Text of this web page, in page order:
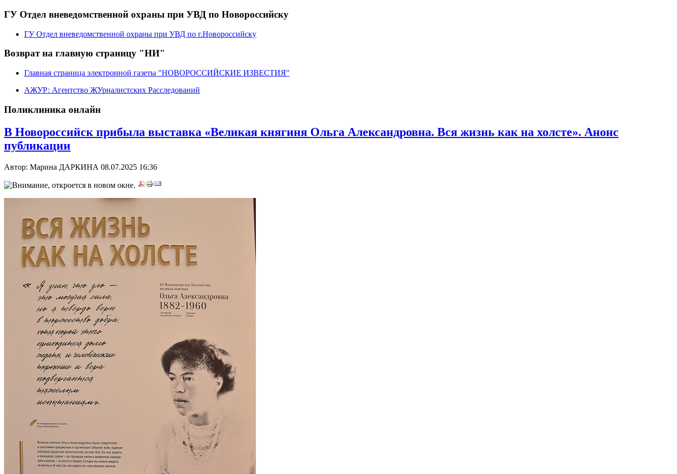
ГУ Отдел вневедомственной охраны при УВД по Новороссийску
ГУ Отдел вневедомственной охраны при УВД по г.Новороссийску
Возврат на главную страницу "НИ"
Главная страница электронной газеты "НОВОРОССИЙСКИЕ ИЗВЕСТИЯ"
АЖУР: Агентство ЖУрналистских Расследований
Поликлиника онлайн
В Новороссийск прибыла выставка «Великая княгиня Ольга Александровна. Вся жизнь как на холсте». Анонс
публикации
Автор: Марина ДАРКИНА 08.07.2025 16:36